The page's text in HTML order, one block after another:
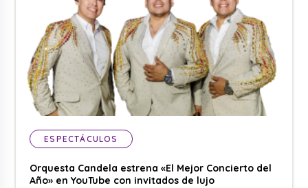
ESPECTÁCULOS
Orquesta Candela estrena «El Mejor Concierto del
Año» en YouTube con invitados de lujo